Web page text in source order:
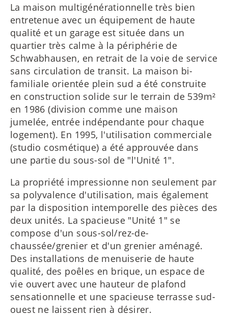
La maison multigénérationnelle très bien
entretenue avec un équipement de haute
qualité et un garage est située dans un
quartier très calme à la périphérie de
Schwabhausen, en retrait de la voie de service
sans circulation de transit. La maison bi-
familiale orientée plein sud a été construite
en construction solide sur le terrain de 539m²
en 1986 (division comme une maison
jumelée, entrée indépendante pour chaque
logement). En 1995, l'utilisation commerciale
(studio cosmétique) a été approuvée dans
une partie du sous-sol de "l'Unité 1".
La propriété impressionne non seulement par
sa polyvalence d'utilisation, mais également
par la disposition intemporelle des pièces des
deux unités. La spacieuse "Unité 1" se
compose d'un sous-sol/rez-de-
chaussée/grenier et d'un grenier aménagé.
Des installations de menuiserie de haute
qualité, des poêles en brique, un espace de
vie ouvert avec une hauteur de plafond
sensationnelle et une spacieuse terrasse sud-
ouest ne laissent rien à désirer.